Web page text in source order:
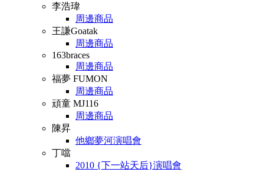
李浩瑋
周邊商品
王謙Goatak
周邊商品
163braces
周邊商品
福夢 FUMON
周邊商品
頑童 MJ116
周邊商品
陳昇
他鄉夢河演唱會
丁噹
2010 {下一站天后}演唱會